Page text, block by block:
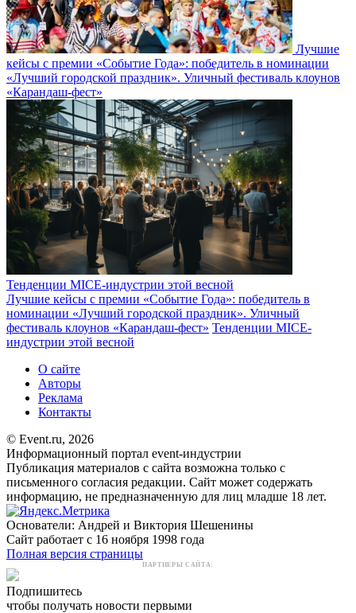
Лучшие
кейсы с премии «Событие Года»: победитель в номинации
«Лучший городской праздник». Уличный фестиваль клоунов
«Карандаш-фест»
Тенденции MICE-индустрии этой весной
Лучшие кейсы с премии «Событие Года»: победитель в
номинации «Лучший городской праздник». Уличный
фестиваль клоунов «Карандаш-фест» Тенденции MICE-
индустрии этой весной
О сайте
Авторы
Реклама
Контакты
© Event.ru, 2026
Информационный портал event-индустрии
Публикация материалов с сайта возможна только с
письменного согласия редакции. Сайт может содержать
информацию, не предназначенную для лиц младше 18 лет.
Основатели: Андрей и Виктория Шешенины
Сайт работает с 16 ноября 1998 года
Полная версия страницы
ПАРТНЕРЫ САЙТА:
Подпишитесь
чтобы получать новости первыми